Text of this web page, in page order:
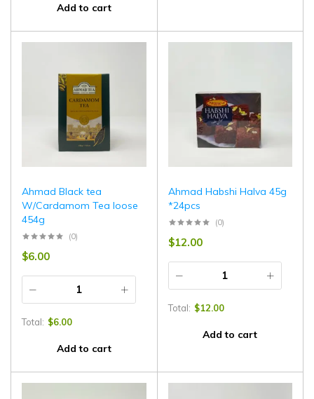
Add to cart
Ahmad Black tea
W/Cardamom Tea loose
454g
(0)
$6.00
Total: $6.00
Add to cart
Ahmad Habshi Halva 45g
*24pcs
(0)
$12.00
Total: $12.00
Add to cart